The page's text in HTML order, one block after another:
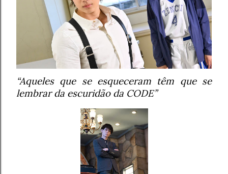
“Aqueles que se esqueceram têm que se
lembrar da escuridão da CODE”